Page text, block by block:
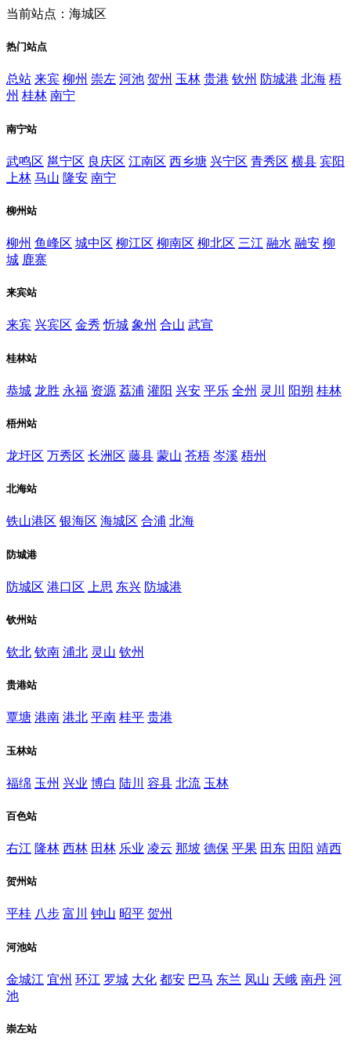
当前站点：海城区
热门站点
总站 来宾 柳州 崇左 河池 贺州 玉林 贵港 钦州 防城港 北海 梧
州 桂林 南宁
南宁站
武鸣区 邕宁区 良庆区 江南区 西乡塘 兴宁区 青秀区 横县 宾阳
上林 马山 隆安 南宁
柳州站
柳州 鱼峰区 城中区 柳江区 柳南区 柳北区 三江 融水 融安 柳
城 鹿寨
来宾站
来宾 兴宾区 金秀 忻城 象州 合山 武宣
桂林站
恭城 龙胜 永福 资源 荔浦 灌阳 兴安 平乐 全州 灵川 阳朔 桂林
梧州站
龙圩区 万秀区 长洲区 藤县 蒙山 苍梧 岑溪 梧州
北海站
铁山港区 银海区 海城区 合浦 北海
防城港
防城区 港口区 上思 东兴 防城港
钦州站
钦北 钦南 浦北 灵山 钦州
贵港站
覃塘 港南 港北 平南 桂平 贵港
玉林站
福绵 玉州 兴业 博白 陆川 容县 北流 玉林
百色站
右江 隆林 西林 田林 乐业 凌云 那坡 德保 平果 田东 田阳 靖西
贺州站
平桂 八步 富川 钟山 昭平 贺州
河池站
金城江 宜州 环江 罗城 大化 都安 巴马 东兰 凤山 天峨 南丹 河
池
崇左站